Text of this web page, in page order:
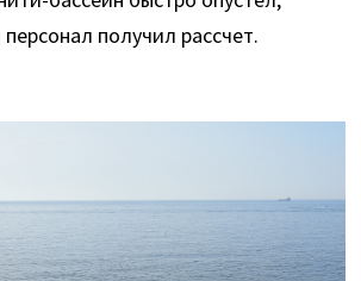
получил рассчет.